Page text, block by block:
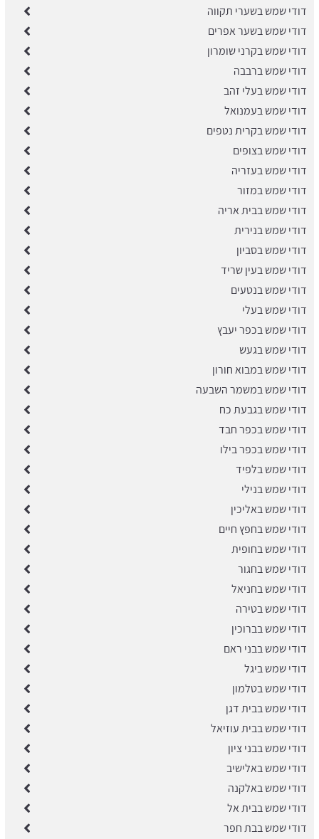
דודי שמש בשערי תקווה
דודי שמש בשער אפרים
דודי שמש בקרני שומרון
דודי שמש ברבבה
דודי שמש בעלי זהב
דודי שמש בעמנואל
דודי שמש בקרית נטפים
דודי שמש בצופים
דודי שמש בעזריה
דודי שמש במזור
דודי שמש בבית אריה
דודי שמש בנירית
דודי שמש בסביון
דודי שמש בעין שריד
דודי שמש בנטעים
דודי שמש בעלי
דודי שמש בכפר יעבץ
דודי שמש בגעש
דודי שמש במבוא חורון
דודי שמש במשמר השבעה
דודי שמש בגבעת כח
דודי שמש בכפר חבד
דודי שמש בכפר בילו
דודי שמש בלפיד
דודי שמש בנילי
דודי שמש באליכין
דודי שמש בחפץ חיים
דודי שמש בחופית
דודי שמש בחגור
דודי שמש בחניאל
דודי שמש בטירה
דודי שמש בברוכין
דודי שמש בבני ראם
דודי שמש ביגל
דודי שמש בטלמון
דודי שמש בבית דגן
דודי שמש בבית עוזיאל
דודי שמש בבני ציון
דודי שמש באלישיב
דודי שמש באלקנה
דודי שמש בבית אל
דודי שמש בבת חפר